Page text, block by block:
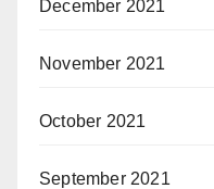
December 2021
November 2021
October 2021
September 2021